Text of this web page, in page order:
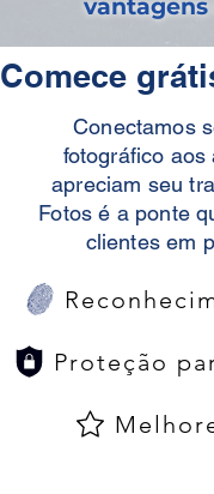
vantagens
Comece
Conectamos
fotográfico aos
apreciam seu
Fotos é a ponte
clientes em
Proteção